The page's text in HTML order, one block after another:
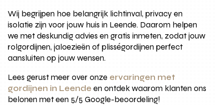
Wij begrijpen hoe belangrijk lichtinval, privacy en
isolatie zijn voor jouw huis in Leende. Daarom helpen
we met deskundig advies en gratis inmeten, zodat jouw
rolgordijnen, jaloezieën of plisségordijnen perfect
aansluiten op jouw wensen.
Lees gerust meer over onze ervaringen met
gordijnen in Leende en ontdek waarom klanten ons
belonen met een 5/5 Google-beoordeling!